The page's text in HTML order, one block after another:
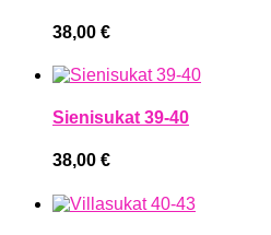
38,00 €
Sienisukat 39-40
38,00 €